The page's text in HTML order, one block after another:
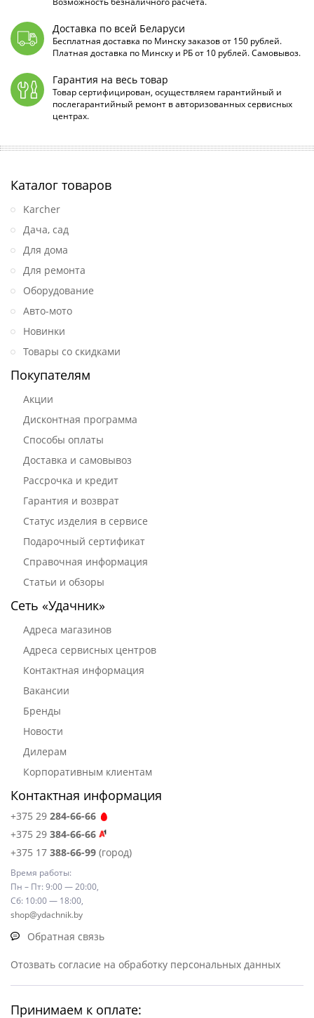
Доставка по всей Беларуси
Бесплатная доставка по Минску заказов от 150 рублей.
Платная доставка по Минску и РБ от 10 рублей. Самовывоз.
Гарантия на весь товар
Товар сертифицирован, осуществляем гарантийный и
послегарантийный ремонт в авторизованных сервисных
центрах.
Каталог товаров
Karcher
Дача, сад
Для дома
Для ремонта
Оборудование
Авто-мото
Новинки
Товары со скидками
Покупателям
Акции
Дисконтная программа
Способы оплаты
Доставка и самовывоз
Рассрочка и кредит
Гарантия и возврат
Статус изделия в сервисе
Подарочный сертификат
Справочная информация
Статьи и обзоры
Сеть «Удачник»
Адреса магазинов
Адреса сервисных центров
Контактная информация
Вакансии
Бренды
Новости
Дилерам
Корпоративным клиентам
Контактная информация
+375 29 284-66-66
+375 29 384-66-66
+375 17 388-66-99 (город)
Время работы:
Пн – Пт: 9:00 — 20:00,
Сб: 10:00 — 18:00,
shop@ydachnik.by
Обратная связь
Отозвать согласие на обработку персональных данных
Принимаем к оплате: